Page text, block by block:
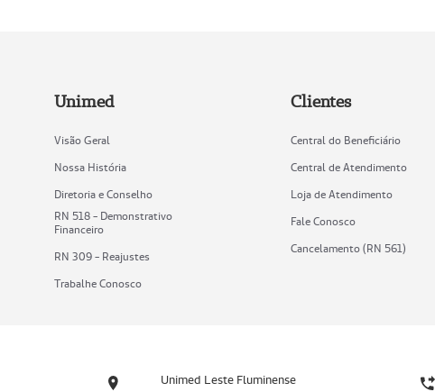
Unimed
Visão Geral
Nossa História
Diretoria e Conselho
RN 518 - Demonstrativo
Financeiro
RN 309 - Reajustes
Trabalhe Conosco
Clientes
Central do Beneficiário
Central de Atendimento
Loja de Atendimento
Fale Conosco
Cancelamento (RN 561)
Unimed Leste Fluminense